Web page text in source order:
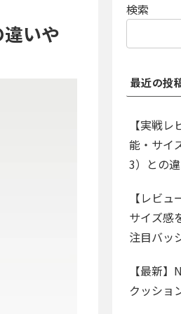
いや
検索
最近の投
【実戦
能・サイ
3）との
【レビュ
サイズ感
注目バッ
【最新
クッショ